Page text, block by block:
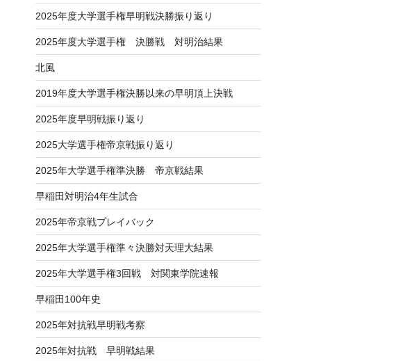
2025年度大学選手権早明戦決勝振り返り
2025年度大学選手権 決勝戦 対明治結果
北風
2019年度大学選手権決勝以来の早明頂上決戦
2025年度早明戦振り返り
2025大学選手権帝京戦振り返り
2025年大学選手権準決勝 帝京戦結果
早稲田対明治4年生試合
2025年帝京戦プレイバック
2025年大学選手権準々決勝対天理大結果
2025年大学選手権3回戦 対関東学院速報
早稲田100年史
2025年対抗戦早明戦考察
2025年対抗戦 早明戦結果